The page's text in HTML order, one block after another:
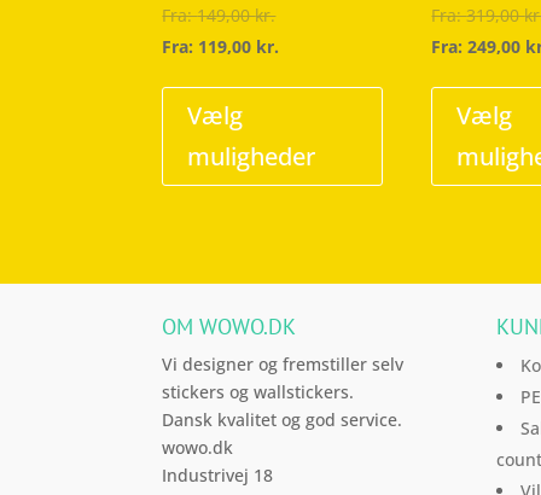
Fra:149,00kr.
Fra: 119,00 kr.
Vælg
muligheder
varesiden
Fra:319,00
Fra:249,00
Vælg
OM WOWO.DK
Vi designer og fremstiller selv
stickers og wallstickers.
Dansk kvalitet og god service.
wowo.dk
Industrivej 18